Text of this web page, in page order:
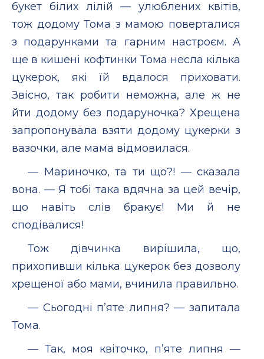
букет білих лілій — улюблених квітів,
тож додому Тома з мамою поверталися
з подарунками та гарним настроєм. А
ще в кишені кофтинки Тома несла кілька
цукерок, які їй вдалося приховати.
Звісно, так робити неможна, але ж не
йти додому без подаруночка? Хрещена
запропонувала взяти додому цукерки з
вазочки, але мама відмовилася.
— Мариночко, та ти що?! — сказала
вона. — Я тобі така вдячна за цей вечір,
що навіть слів бракує! Ми й не
сподівалися!
Тож дівчинка вирішила, що,
прихопивши кілька цукерок без дозволу
хрещеної або мами, вчинила правильно.
— Сьогодні п’яте липня? — запитала
Тома.
— Так, моя квіточко, п’яте липня —